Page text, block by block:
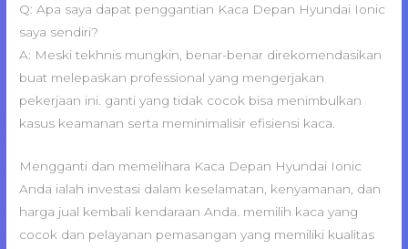
Q: Apa saya dapat penggantian Kaca Depan Hyundai Ionic
saya sendiri?
A: Meski tekhnis mungkin, benar-benar direkomendasikan
buat melepaskan professional yang mengerjakan
pekerjaan ini. ganti yang tidak cocok bisa menimbulkan
kasus keamanan serta meminimalisir efisiensi kaca.
Mengganti dan memelihara Kaca Depan Hyundai Ionic
Anda ialah investasi dalam keselamatan, kenyamanan, dan
harga jual kembali kendaraan Anda. memilih kaca yang
cocok dan pelayanan pemasangan yang memiliki kualitas